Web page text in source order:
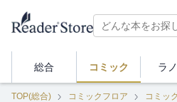
総合 コミック ラ
TOP(総合) コミックフロア コミック